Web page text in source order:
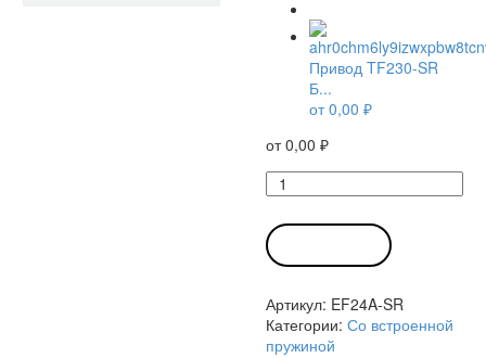
Привод TF230-SR
Б...
от0,00 ₽
от0,00 ₽
Количество
товара
Привод
EF24A-
SR
Артикул: EF24A-SR
Категории: Со встроенной
пружиной